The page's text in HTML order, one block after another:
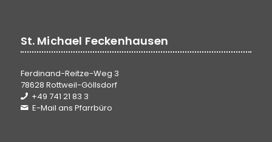
St. Michael Feckenhausen
Ferdinand-Reitze-Weg 3
78628 Rottweil-Göllsdorf
+49 741 21 83 3
E-Mail ans Pfarrbüro